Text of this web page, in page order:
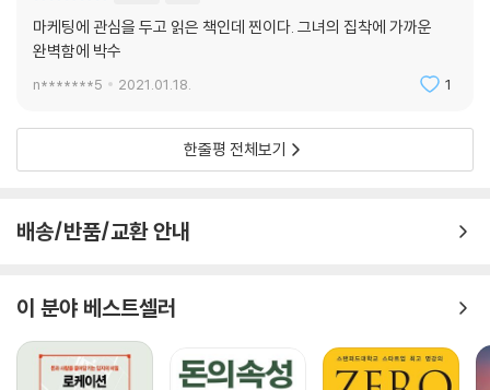
마케팅에 관심을 두고 읽은 책인데 찐이다. 그녀의 집착에 가까운
완벽함에 박수
n*******5 2021.01.18. 1
한줄평 전체보기
배송/반품/교환 안내
이 분야 베스트셀러